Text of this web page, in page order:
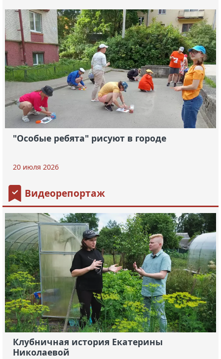
"Особые ребята" рисуют в городе
20 июля 2026
Видеорепортаж
Клубничная история Екатерины
Николаевой